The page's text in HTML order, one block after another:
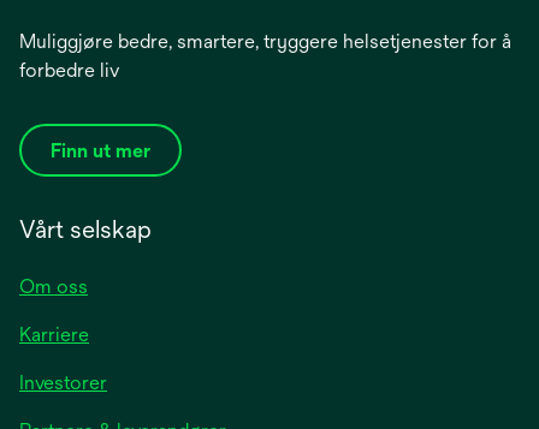
Muliggjøre bedre, smartere, tryggere helsetjenester for å
forbedre liv
Finn ut mer
Vårt selskap
Om oss
Karriere
Investoreropens